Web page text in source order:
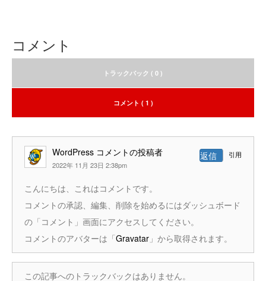
コメント
トラックバック ( 0 )
コメント ( 1 )
WordPress コメントの投稿者
2022年 11月 23日 2:38pm
返信 引用
こんにちは、これはコメントです。
コメントの承認、編集、削除を始めるにはダッシュボード
の「コメント」画面にアクセスしてください。
コメントのアバターは「Gravatar 」から取得されます。
この記事へのトラックバックはありません。